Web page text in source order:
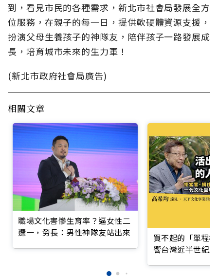
到，看見市民的各種需求，新北市社會局發展全方
位服務，在親子的每一日，提供軟硬體資源支援，
扮演父母生養孩子的神隊友，陪伴孩子一路發展成
長，培育城市未來的生力軍！
(新北市政府社會局廣告)
相關文章
職場文化害慘生育率？逼女性二
選一，勞長：男性神隊友站出來
買不起的「單程
響台灣近半世紀